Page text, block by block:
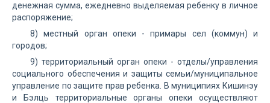
денежная сумма, ежедневно выделяемая ребенку в личное
распоряжение;
8) местный орган опеки - примары сел (коммун) и
городов;
9) территориальный орган опеки - отделы/управления
социального обеспечения и защиты семьи/муниципальное
управление по защите прав ребенка. В муниципиях Кишинэу
и Бэлць территориальные органы опеки осуществляют